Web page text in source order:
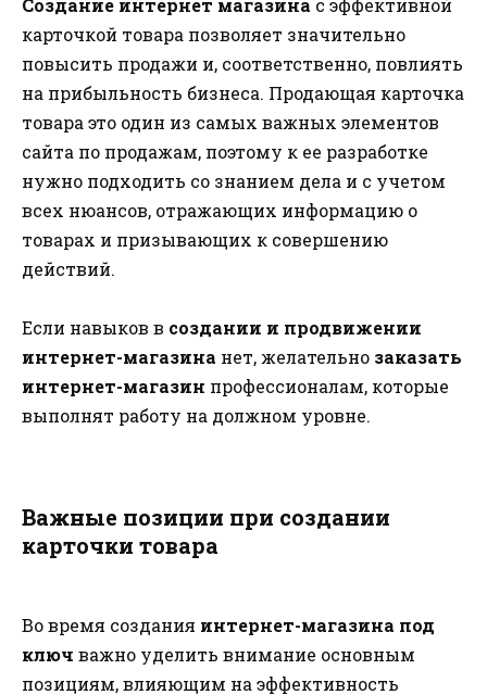
карточкой товара позволяет значительно
повысить продажи и, соответственно, повлиять
на прибыльность бизнеса. Продающая карточка
товара это один из самых важных элементов
сайта по продажам, поэтому к ее разработке
нужно подходить со знанием дела и с учетом
всех нюансов, отражающих информацию о
товарах и призывающих к совершению
действий.
Если навыков в создании и продвижении
интернет-магазина нет, желательно заказать
интернет-магазин профессионалам, которые
выполнят работу на должном уровне.
Важные позиции при создании
карточки товара
Во время создания интернет-магазина под
ключ важно уделить внимание основным
позициям, влияющим на эффективность